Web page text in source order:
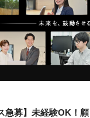
急募】未経験OK！顧